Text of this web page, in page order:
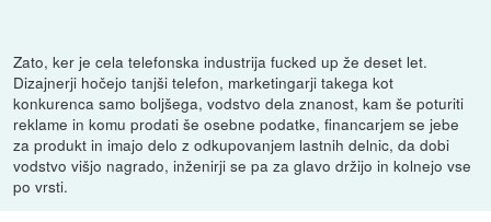
Zato, ker je cela telefonska industrija fucked up že deset let.
Dizajnerji hočejo tanjši telefon, marketingarji takega kot
konkurenca samo boljšega, vodstvo dela znanost, kam še poturiti
reklame in komu prodati še osebne podatke, financarjem se jebe
za produkt in imajo delo z odkupovanjem lastnih delnic, da dobi
vodstvo višjo nagrado, inženirji se pa za glavo držijo in kolnejo vse
po vrsti.